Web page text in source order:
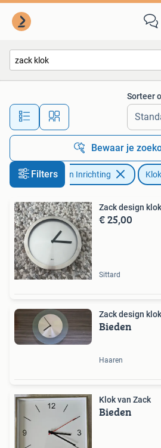
Alle afstanden…
Sorteer
Bewaar je
FiltersHuis en Inrichting
Zack design klok
€ 25,00
Sittard
Zack design klok
Bieden
Haaren
Klok van Zack
Bieden